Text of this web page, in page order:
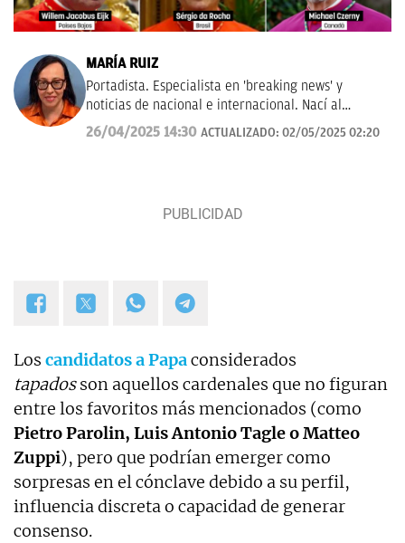
MARÍA RUIZ
Portadista. Especialista en 'breaking news' y
noticias de nacional e internacional. Nací al
periodismo en Abc, ayudé a fundar La Razón y viví
en Las Provincias.
26/04/2025 14:30 ACTUALIZADO: 02/05/2025 02:20
Los candidatos a Papaconsiderados
tapadosson aquellos cardenales que no figuran
entre los favoritos más mencionados (como
Pietro Parolin, Luis Antonio Tagle o Matteo
Zuppi), pero que podrían emerger como
sorpresas en el cónclave debido a su perfil,
influencia discreta o capacidad de generar
consenso.